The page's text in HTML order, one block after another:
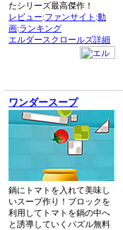
たシリーズ最高傑作！
レビュー:ファンサイト :動
画:ランキング
エルダースクロールズ詳細
ワンダースープ
鍋にトマトを入れて美味し
いスープ作り！ブロックを
利用してトマトを鍋の中へ
と誘導していくパズル無料